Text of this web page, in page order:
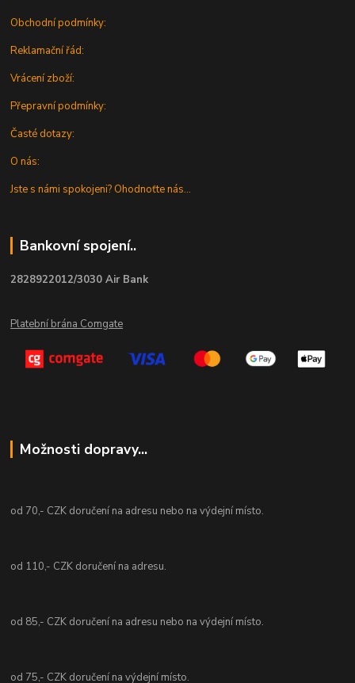
Obchodní podmínky:
Reklamační řád:
Vrácení zboží:
Přepravní podmínky:
Časté dotazy:
O nás:
Jste s námi spokojeni? Ohodnoťte nás...
Bankovní spojení..
2828922012/3030 Air Bank
Platební brána Comgate
Možnosti dopravy...
od 70,- CZK doručení na adresu nebo na výdejní místo.
od 110,- CZK doručení na adresu.
od 85,- CZK doručení na adresu nebo na výdejní místo.
od 75,- CZK doručení na výdejní místo.